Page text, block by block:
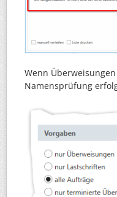
Wenn
Namensprüfung